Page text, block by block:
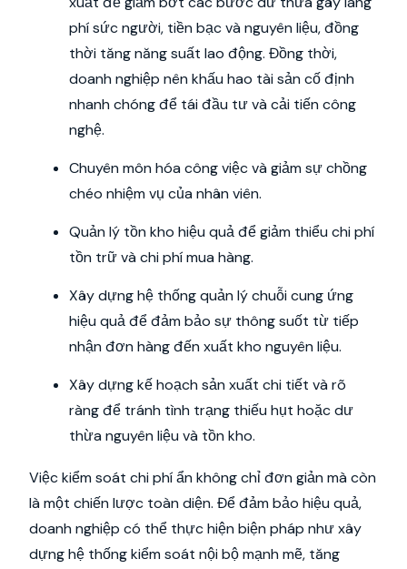
phí sức người, tiền bạc và nguyên liệu, đồng
thời tăng năng suất lao động. Đồng thời,
doanh nghiệp nên khấu hao tài sản cố định
nhanh chóng để tái đầu tư và cải tiến công
nghệ.
Chuyên môn hóa công việc và giảm sự chồng
chéo nhiệm vụ của nhân viên.
Quản lý tồn kho hiệu quả để giảm thiểu chi phí
tồn trữ và chi phí mua hàng.
Xây dựng hệ thống quản lý chuỗi cung ứng
hiệu quả để đảm bảo sự thông suốt từ tiếp
nhận đơn hàng đến xuất kho nguyên liệu.
Xây dựng kế hoạch sản xuất chi tiết và rõ
ràng để tránh tình trạng thiếu hụt hoặc dư
thừa nguyên liệu và tồn kho.
Việc kiểm soát chi phí ẩn không chỉ đơn giản mà còn
là một chiến lược toàn diện. Để đảm bảo hiệu quả,
doanh nghiệp có thể thực hiện biện pháp như xây
dựng hệ thống kiểm soát nội bộ mạnh mẽ, tăng